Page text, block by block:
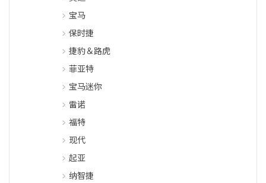
宝马
保时捷
捷豹＆路虎
菲亚特
宝马迷你
雷诺
福特
现代
起亚
纳智捷